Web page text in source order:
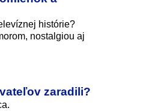
histórie?
nostalgiou aj
zaradili?